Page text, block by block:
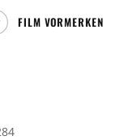
FILM VORMERKEN